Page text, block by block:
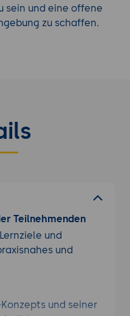
für bestehende
können
stärken.
Die
Methoden fördert die
den Mitarbeitern
zu ganzheitlicheren
sein und eine offene
zu schaffen.
Teilnehmenden
und
und
und seiner